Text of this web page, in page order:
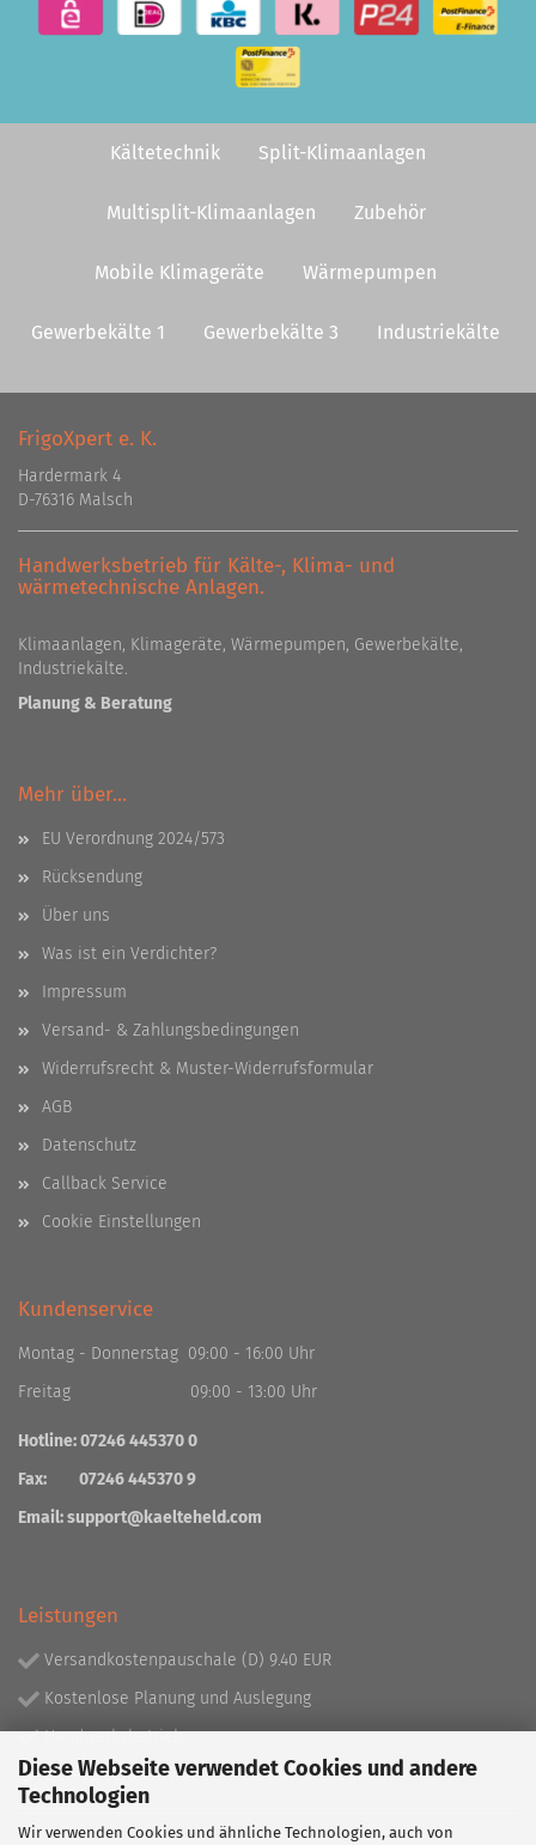
Diese Webseite verwendet Cookies und andere
Technologien
Wir verwenden Cookies und ähnliche Technologien, auch von
Kältetechnik Split-Klimaanlagen
Multisplit-Klimaanlagen Zubehör
Mobile Klimageräte Wärmepumpen
Gewerbekälte 1 Gewerbekälte 3 Industriekälte
FrigoXpert e. K.
Hardermark 4
D-76316 Malsch
Handwerksbetrieb für Kälte-, Klima- und
wärmetechnische Anlagen.
Klimaanlagen, Klimageräte, Wärmepumpen, Gewerbekälte,
Industriekälte.
Planung & Beratung
Mehr über...
EU Verordnung 2024/573
Rücksendung
Über uns
Was ist ein Verdichter?
Impressum
Versand- & Zahlungsbedingungen
Widerrufsrecht & Muster-Widerrufsformular
AGB
Datenschutz
Callback Service
Cookie Einstellungen
Kundenservice
Montag - Donnerstag 09:00 - 16:00 Uhr
Freitag 09:00 - 13:00 Uhr
Hotline: 07246 445370 0
Fax: 07246 445370 9
Email:support@kaelteheld.com
Leistungen
Versandkostenpauschale (D) 9.40 EUR
Kostenlose Planung und Auslegung
Handwerksbetrieb
Lieferprogramm mit über 130.000 Artikeln!